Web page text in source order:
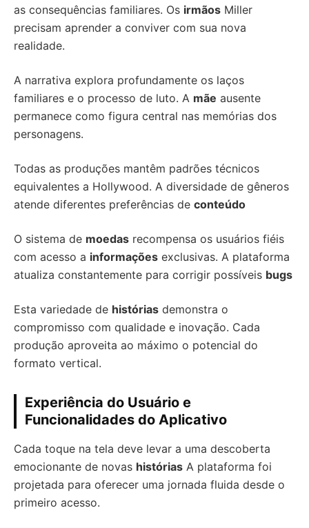
as consequências familiares. Os irmãos Miller
precisam aprender a conviver com sua nova
realidade.
A narrativa explora profundamente os laços
familiares e o processo de luto. A mãe ausente
permanece como figura central nas memórias dos
personagens.
Todas as produções mantêm padrões técnicos
equivalentes a Hollywood. A diversidade de gêneros
atende diferentes preferências de conteúdo
O sistema de moedas recompensa os usuários fiéis
com acesso a informações exclusivas. A plataforma
atualiza constantemente para corrigir possíveis bugs
Esta variedade de histórias demonstra o
compromisso com qualidade e inovação. Cada
produção aproveita ao máximo o potencial do
formato vertical.
Experiência do Usuário e
Funcionalidades do Aplicativo
Cada toque na tela deve levar a uma descoberta
emocionante de novas histórias A plataforma foi
projetada para oferecer uma jornada fluida desde o
primeiro acesso.